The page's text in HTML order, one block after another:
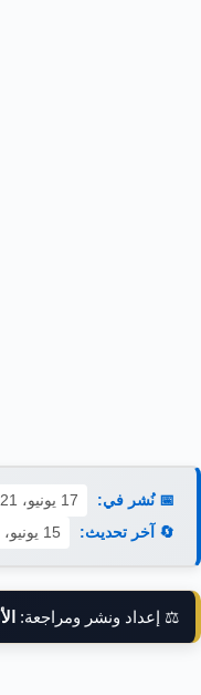
📅 نُشر في:
17 يونيو، 2021
🔄 آخر تحديث:
15 يونيو، 2026
⚖️ إعداد ونشر ومراجعة: